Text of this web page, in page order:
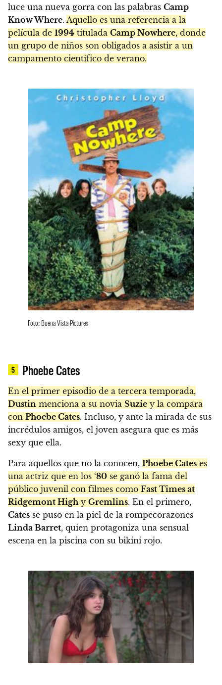
luce una nueva gorra con las palabras Camp
Know Where. Aquello es una referencia a la
película de 1994 titulada Camp Nowhere, donde
un grupo de niños son obligados a asistir a un
campamento científico de verano.
Foto: Buena Vista Pictures
5 Phoebe Cates
En el primer episodio de a tercera temporada,
Dustin menciona a su novia Suzie y la compara
con Phoebe Cates. Incluso, y ante la mirada de sus
incrédulos amigos, el joven asegura que es más
sexy que ella.
Para aquellos que no la conocen, Phoebe Cates es
una actriz que en los ‘80 se ganó la fama del
público juvenil con filmes como Fast Times at
Ridgemont High y Gremlins. En el primero,
Cates se puso en la piel de la rompecorazones
Linda Barret, quien protagoniza una sensual
escena en la piscina con su bikini rojo.